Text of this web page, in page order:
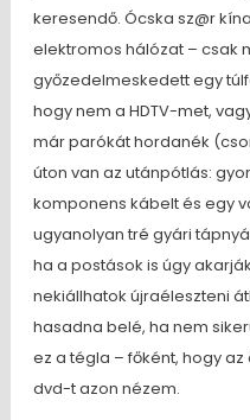
keresendő. Ócska sz@r
elektromos hálózat – csak
győzedelmeskedett egy
hogy nem a HDTV-met,
már parókát hordanék
úton van az utánpótlás:
komponens kábelt és egy
ugyanolyan tré gyári
ha a postások is úgy
nekiállhatok újraéleszteni
hasadna belé, ha nem
ez a tégla – főként, hogy
dvd-t azon nézem.